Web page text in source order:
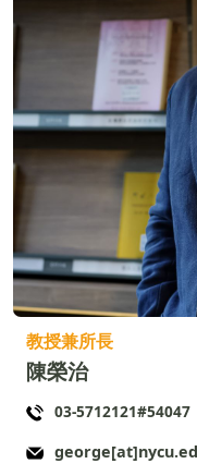
教授兼所長
陳榮治
03-5712121#54047